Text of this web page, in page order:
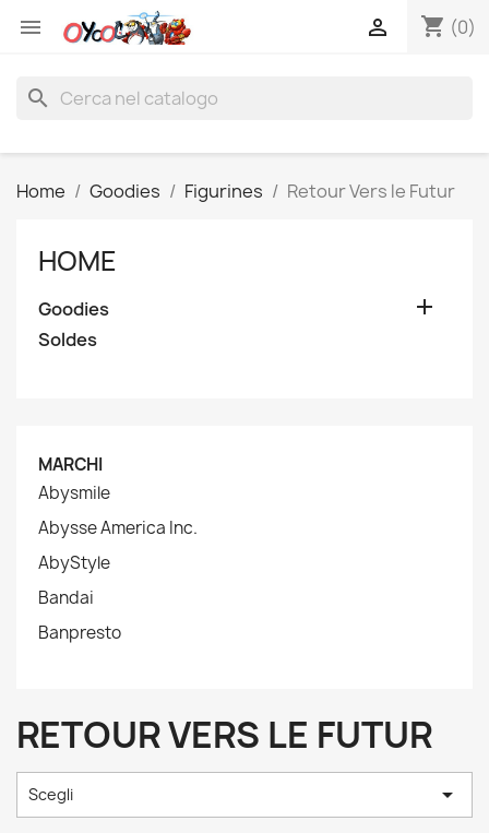
 shopping_cart (0)

search
Home Goodies Figurines Retour Vers le Futur
HOME
Goodies 
Soldes
MARCHI
Abysmile
Abysse America Inc.
AbyStyle
Bandai
Banpresto
RETOUR VERS LE FUTUR
Scegli 